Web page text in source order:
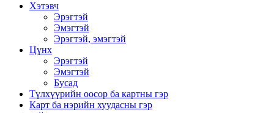
Хэтэвч
Эрэгтэй
Эмэгтэй
Эрэгтэй, эмэгтэй
Цүнх
Эрэгтэй
Эмэгтэй
Бусад
Түлхүүрийн оосор ба картны гэр
Карт ба нэрийн хуудасны гэр